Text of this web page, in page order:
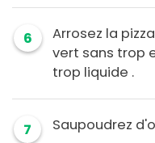
6
Arrosez la
vert sans trop
trop liquide .
7 Saupoudrez